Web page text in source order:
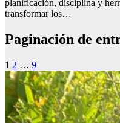
planificación, disciplina y
transformar los…
Paginación de
1 2 … 9